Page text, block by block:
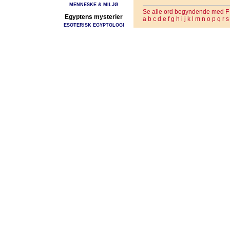
MENNESKE & MILJØ
Egyptens mysterier
ESOTERISK EGYPTOLOGI
Se alle ord begyndende med F
a b c d e f g h i j k m n o p q r s